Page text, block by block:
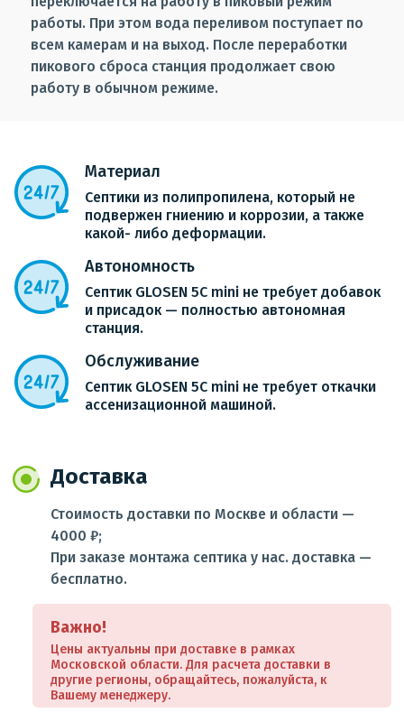
работы. При этом вода переливом поступает по
всем камерам и на выход. После переработки
пикового сброса станция продолжает свою
работу в обычном режиме.
Материал
Септики из полипропилена, который не
подвержен гниению и коррозии, а также
какой- либо деформации.
Автономность
Септик GLOSEN 5С mini не требует добавок
и присадок — полностью автономная
станция.
Обслуживание
Септик GLOSEN 5С mini не требует откачки
ассенизационной машиной.
Доставка
Стоимость доставки по Москве и области —
4000 ₽;
При заказе монтажа септика у нас. доставка —
бесплатно.
Важно!
Цены актуальны при доставке в рамках
Московской области. Для расчета доставки в
другие регионы, обращайтесь, пожалуйста, к
Вашему менеджеру.